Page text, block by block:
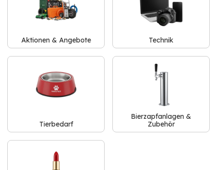
Aktionen & Angebote Technik
Tierbedarf
Bierzapfanlagen &
Zubehör